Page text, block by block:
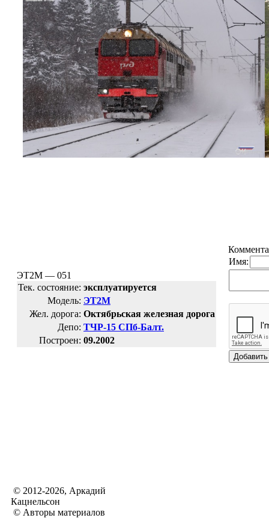
ЭТ2М — 051
Тек. состояние: эксплуатируется
Модель: ЭТ2М
Жел. дорога: Октябрьская железная дорога
Депо: ТЧР-15 СПб-Балт.
Построен: 09.2002
Имя:
© 2012-2026, Аркадий
Кацнельсон
© Авторы материалов